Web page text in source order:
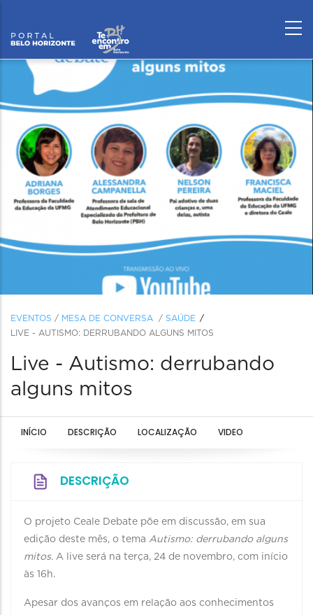
EVENTOS / MESA DE CONVERSA / SAÚDE
LIVE - AUTISMO: DERRUBANDO ALGUNS MITOS
Live - Autismo: derrubando
alguns mitos
INÍCIO DESCRIÇÃO LOCALIZAÇÃO VIDEO
DESCRIÇÃO
O projeto Ceale Debate põe em discussão, em sua
edição deste mês, o tema Autismo: derrubando alguns
mitos. A live será na terça, 24 de novembro, com início
às 16h.
Apesar dos avanços em relação aos conhecimentos